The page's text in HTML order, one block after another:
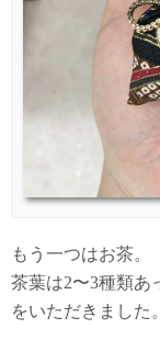
もう一つはお茶。
茶葉は2〜3種類あ
をいただきました。